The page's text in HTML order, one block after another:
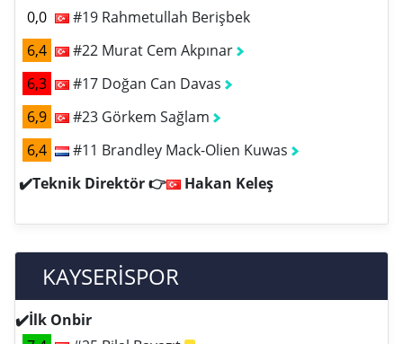
0,0
#19 Rahmetullah Berişbek
6,4
#22 Murat Cem Akpınar
6,3
#17 Doğan Can Davas
6,9
#23 Görkem Sağlam
6,4
#11 Brandley Mack-Olien Kuwas
✔️Teknik Direktör 👉
Hakan Keleş
KAYSERİSPOR
✔️İlk Onbir